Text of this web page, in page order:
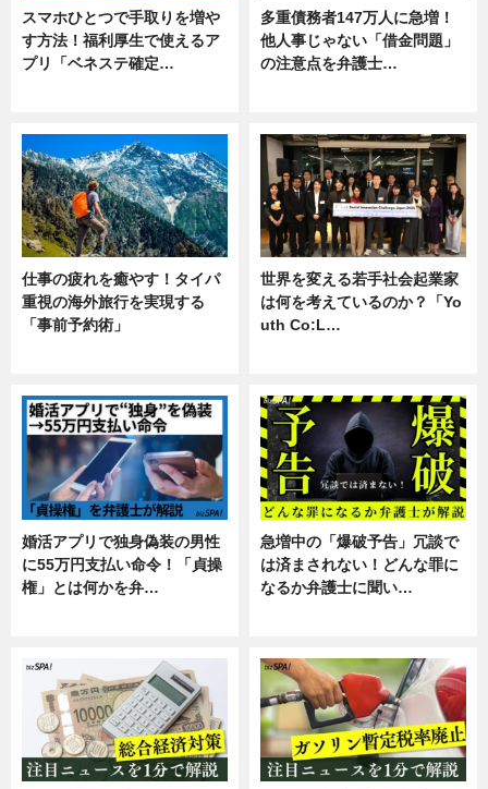
スマホひとつで手取りを増や
す方法！福利厚生で使えるア
プリ「ベネステ確定…
多重債務者147万人に急増！
他人事じゃない「借金問題」
の注意点を弁護士…
仕事の疲れを癒やす！タイパ
重視の海外旅行を実現する
「事前予約術」
世界を変える若手社会起業家
は何を考えているのか？「Yo
uth Co:L…
婚活アプリで独身偽装の男性
に55万円支払い命令！「貞操
権」とは何かを弁…
急増中の「爆破予告」冗談で
は済まされない！どんな罪に
なるか弁護士に聞い…